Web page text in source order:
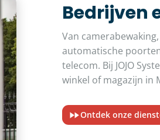
Bedrijven
Van
automatische
telecom. Bij JOJO
winkel of magazijn in
Ontdek onze